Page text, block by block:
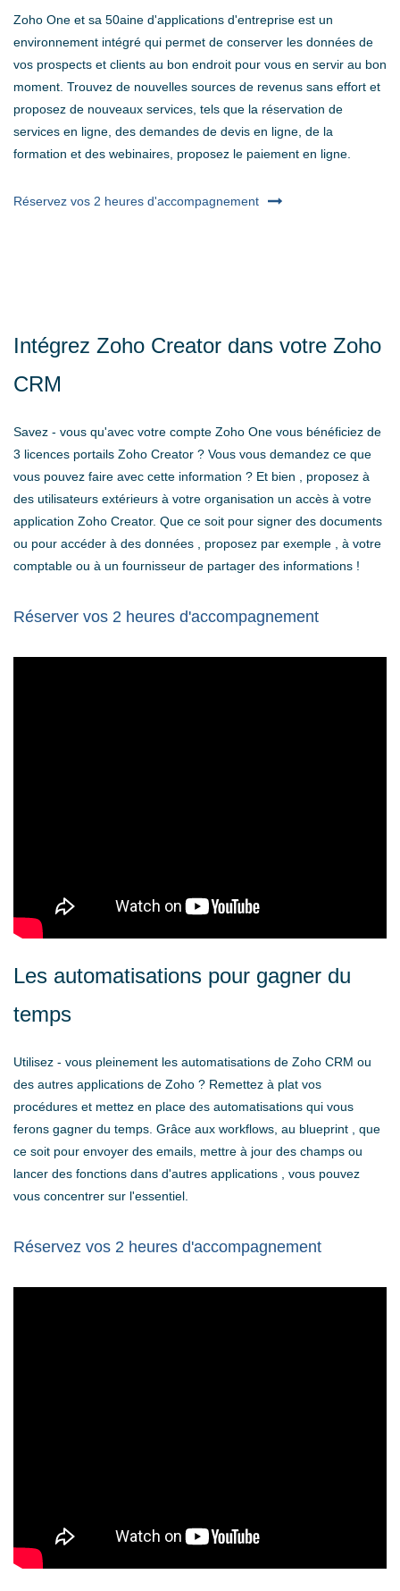
Zoho One et sa 50aine d'applications d'entreprise est un
environnement intégré qui permet de conserver les données de
vos prospects et clients au bon endroit pour vous en servir au bon
moment. Trouvez de nouvelles sources de revenus sans effort et
proposez de nouveaux services, tels que la réservation de
services en ligne, des demandes de devis en ligne, de la
formation et des webinaires, proposez le paiement en ligne.
Réservez vos 2 heures d'accompagnement
Intégrez Zoho Creator dans votre Zoho
CRM
Savez - vous qu'avec votre compte Zoho One vous bénéficiez de
3 licences portails Zoho Creator ? Vous vous demandez ce que
vous pouvez faire avec cette information ? Et bien , proposez à
des utilisateurs extérieurs à votre organisation un accès à votre
application Zoho Creator. Que ce soit pour signer des documents
ou pour accéder à des données , proposez par exemple , à votre
comptable ou à un fournisseur de partager des informations !
Réserver vos 2 heures d'accompagnement
Les automatisations pour gagner du
temps
Utilisez - vous pleinement les automatisations de Zoho CRM ou
des autres applications de Zoho ? Remettez à plat vos
procédures et mettez en place des automatisations qui vous
ferons gagner du temps. Grâce aux workflows, au blueprint , que
ce soit pour envoyer des emails, mettre à jour des champs ou
lancer des fonctions dans d'autres applications , vous pouvez
vous concentrer sur l'essentiel.
Réservez vos 2 heures d'accompagnement